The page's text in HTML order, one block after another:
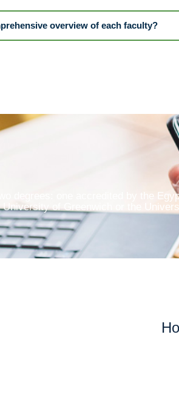
overview of each faculty?
degrees: one accredited by the
of Greenwich or the